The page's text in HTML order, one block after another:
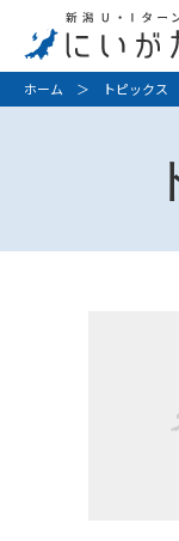
ホーム ＞ トピックス